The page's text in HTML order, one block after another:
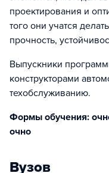
проектирования и
того они учатся
прочность,
Выпускники
конструкторами
техобслуживанию.
Формы обучения:
очно
Вузов